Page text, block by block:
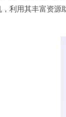
利用其丰富资源